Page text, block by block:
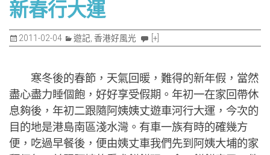
新春行大運
2011-02-04 遊記 香港好風光 [+]
寒冬後的春節，天氣回暖，難得的新年假，當然
盡心盡力睡個飽，好好享受假期。年初一在家回帶休
息夠後，年初二跟隨阿姨姨丈遊車河行大運，今次的
目的地是港島南區淺水灣。有車一族有時的確幾方
便，吃過早餐後，便由姨丈車我們先到阿姨大埔的家